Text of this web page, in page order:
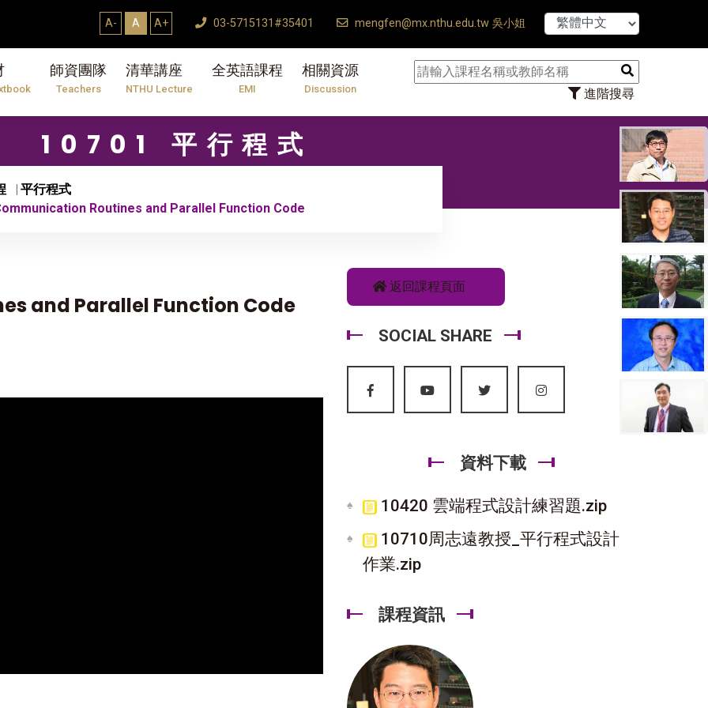
A- A A+ 03-5715131#35401 mengfen@mx.nthu.edu.tw 吳小姐
師資團隊
Teachers
清華講座
NTHU Lecture
全英語課程
EMI
相關資源
Discussion 進階搜尋
31】114學年度第2學期研究生論文口試結束Thesis Defense Ends
10701 平行程式
平行程式
Routines and Parallel Function Code
and Parallel Function Code
返回課程頁面
SOCIAL SHARE
資料下載
10420 雲端程式設計練習題.zip
10710周志遠教授_平行程式設計
作業.zip
課程資訊